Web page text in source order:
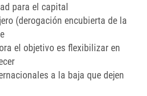
para el capital
(derogación encubierta de la
el objetivo es flexibilizar en
a la baja que dejen